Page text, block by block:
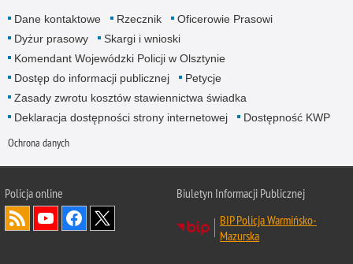
Dane kontaktowe Rzecznik
Oficerowie Prasowi
Dyżur prasowy
Skargi i wnioski
Komendant Wojewódzki Policji w Olsztynie
Dostęp do informacji publicznej
Petycje
Zasady zwrotu kosztów stawiennictwa świadka
Deklaracja dostępności strony internetowej
Dostępność KWP
Ochrona danych
Policja online
Biuletyn Informacji Publicznej
BIP Policja Warmińsko-
Mazurska